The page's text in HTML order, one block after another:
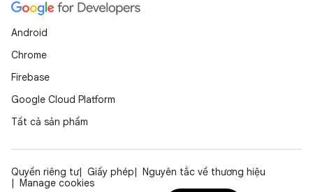
Android
Chrome
Firebase
Google Cloud Platform
Tất cả sản phẩm
Quyền riêng tư Giấy phép
Nguyên tắc về thương hiệu
Manage cookies